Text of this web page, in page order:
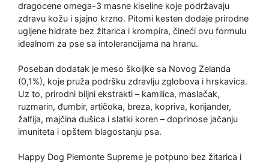
dragocene omega-3 masne kiseline koje podržavaju
zdravu kožu i sjajno krzno. Pitomi kesten dodaje prirodne
ugljene hidrate bez žitarica i krompira, čineći ovu formulu
idealnom za pse sa intolerancijama na hranu.
Poseban dodatak je meso školjke sa Novog Zelanda
(0,1%), koje pruža podršku zdravlju zglobova i hrskavica.
Uz to, prirodni biljni ekstrakti – kamilica, maslačak,
ruzmarin, đumbir, artičoka, breza, kopriva, korijander,
žalfija, majčina dušica i slatki koren – doprinose jačanju
imuniteta i opštem blagostanju psa.
Happy Dog Piemonte Supreme je potpuno bez žitarica i